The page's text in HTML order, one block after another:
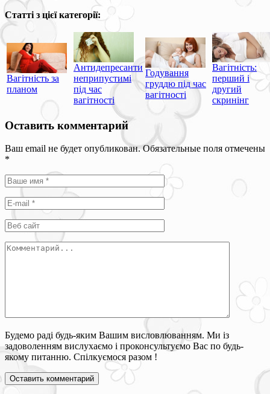
Статті з цієї категорії:
Вагітність за
планом
Антидепресанти
неприпустимі
під час
вагітності
Годування
груддю під час
вагітності
Вагітність:
перший і
другий
скринінг
Оставить комментарий
Ваш email не будет опубликован. Обязательные поля отмечены
*
Будемо раді будь-яким Вашим висловлюванням. Ми із
задоволенням вислухаємо і проконсультуємо Вас по будь-
якому питанню. Спілкуємося разом !